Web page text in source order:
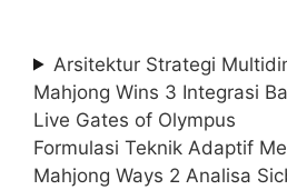
Arsitektur Strategi
Mahjong Wins 3 Integrasi
Live Gates of Olympus
Formulasi Teknik Adaptif
Mahjong Ways 2 Analisa